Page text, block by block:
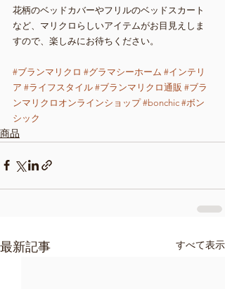
花柄のベッドカバーやフリルのベッドスカート
など、マリクロらしいアイテムがお目見えしま
すので、楽しみにお待ちください。
#ブランマリクロ #グラマシーホーム #インテリ
ア #ライフスタイル #ブランマリクロ通販 #ブラ
ンマリクロオンラインショップ #bonchic #ボン
シック
商品
最新記事 すべて表示